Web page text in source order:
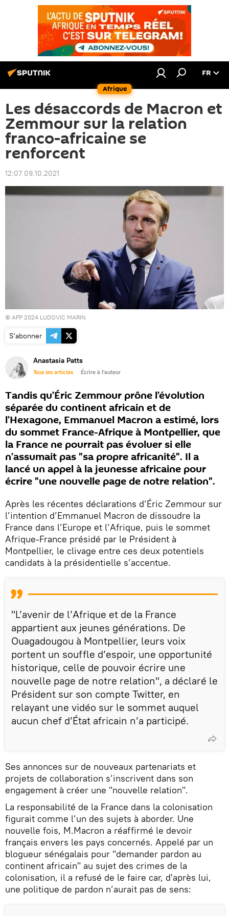
Afrique
FR
Les désaccords de Macron et
Zemmour sur la relation
franco-africaine se
renforcent
12:07 09.10.2021
© AFP 2024 LUDOVIC MARIN
S'abonner
Anastasia Patts
Tous les articles Écrire à l'auteur
Tandis qu’Éric Zemmour prône l’évolution
séparée du continent africain et de
l’Hexagone, Emmanuel Macron a estimé, lors
du sommet France-Afrique à Montpellier, que
la France ne pourrait pas évoluer si elle
n’assumait pas "sa propre africanité". Il a
lancé un appel à la jeunesse africaine pour
écrire "une nouvelle page de notre relation".
Après les récentes déclarations d’Éric Zemmour sur
l’intention d’Emmanuel Macron de dissoudre la
France dans l’Europe et l’Afrique, puis le sommet
Afrique-France présidé par le Président à
Montpellier, le clivage entre ces deux potentiels
candidats à la présidentielle s’accentue.
"L’avenir de l’Afrique et de la France
appartient aux jeunes générations. De
Ouagadougou à Montpellier, leurs voix
portent un souffle d’espoir, une opportunité
historique, celle de pouvoir écrire une
nouvelle page de notre relation", a déclaré le
Président sur son compte Twitter, en
relayant une vidéo sur le sommet auquel
aucun chef d’État africain n’a participé.
Ses annonces sur de nouveaux partenariats et
projets de collaboration s’inscrivent dans son
engagement à créer une "nouvelle relation".
La responsabilité de la France dans la colonisation
figurait comme l’un des sujets à aborder. Une
nouvelle fois, M.Macron a réaffirmé le devoir
français envers les pays concernés. Appelé par un
blogueur sénégalais pour "demander pardon au
continent africain" au sujet des crimes de la
colonisation, il a refusé de le faire car, d'après lui,
une politique de pardon n’aurait pas de sens: